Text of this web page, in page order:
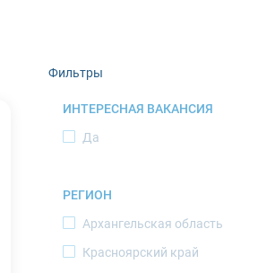
Фильтры
ИНТЕРЕСНАЯ ВАКАНСИЯ
Да
РЕГИОН
Архангельская область
Красноярский край